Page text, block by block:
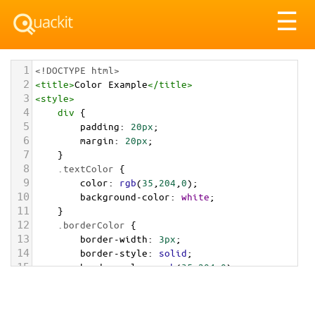
☰
1 <!DOCTYPE html>
2 <title>Color Example</title>
3 <style>
4 div {
5 padding: 20px;
6 margin: 20px;
7 }
8 .textColor {
9 color: rgb(35 204 0);
10 background-color: white;
11 }
12 .borderColor {
13 border-width: 3px;
14 border-style: solid;
15 border-color: rgb(35,204,0);